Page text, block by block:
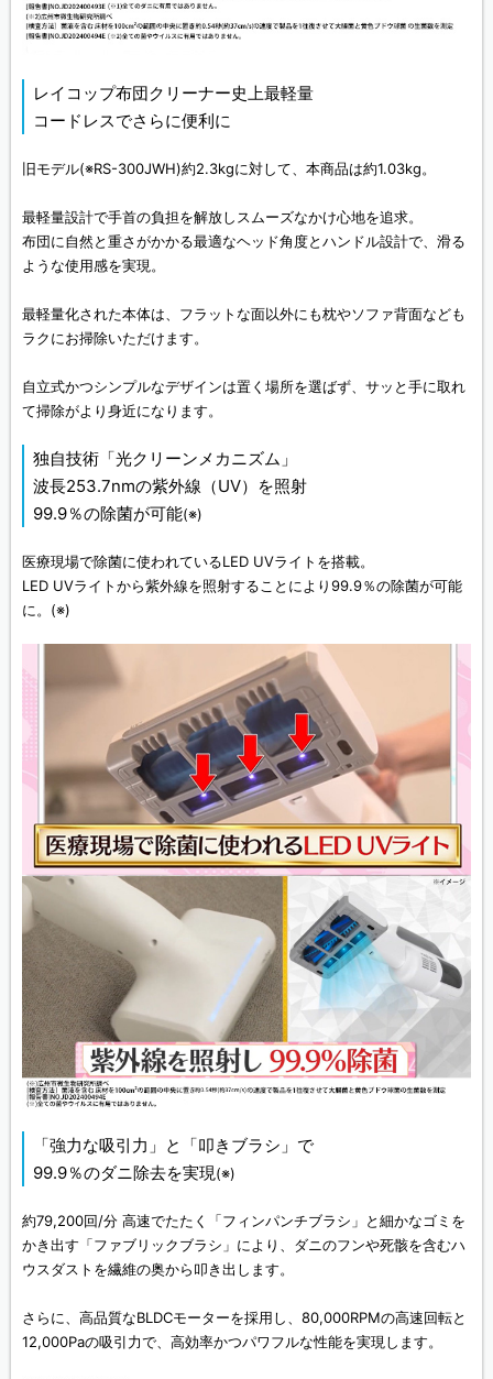
レイコップ布団クリーナー史上最軽量
コードレスでさらに便利に
旧モデル(※RS-300JWH)約2.3kgに対して、本商品は約1.03kg。
最軽量設計で手首の負担を解放しスムーズなかけ心地を追求。
布団に自然と重さがかかる最適なヘッド角度とハンドル設計で、滑る
ような使用感を実現。
最軽量化された本体は、フラットな面以外にも枕やソファ背面なども
ラクにお掃除いただけます。
自立式かつシンプルなデザインは置く場所を選ばず、サッと手に取れ
て掃除がより身近になります。
独自技術「光クリーンメカニズム」
波長253.7nmの紫外線（UV）を照射
99.9％の除菌が可能(※)
医療現場で除菌に使われているLED UVライトを搭載。
LED UVライトから紫外線を照射することにより99.9％の除菌が可能
に。 (※)
「強力な吸引力」と「叩きブラシ」で
99.9％のダニ除去を実現(※)
約79,200回/分 高速でたたく「フィンパンチブラシ」と細かなゴミを
かき出す「ファブリックブラシ」により、ダニのフンや死骸を含むハ
ウスダストを繊維の奥から叩き出します。
さらに、高品質なBLDCモーターを採用し、80,000RPMの高速回転と
12,000Paの吸引力で、高効率かつパワフルな性能を実現します。